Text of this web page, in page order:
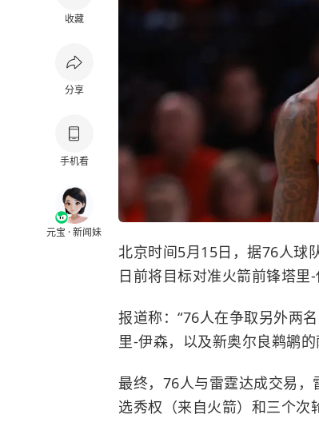
收藏
分享
手机看
元宝 · 新闻妹
北京时间5月15日，据76人球
日前将目标对准火箭前锋塔里
报道称：“76人在争取另外两
里-伊森，以及新奥尔良鹈鹕
最终，76人与雷霆达成交易，
选秀权（来自火箭）和三个次